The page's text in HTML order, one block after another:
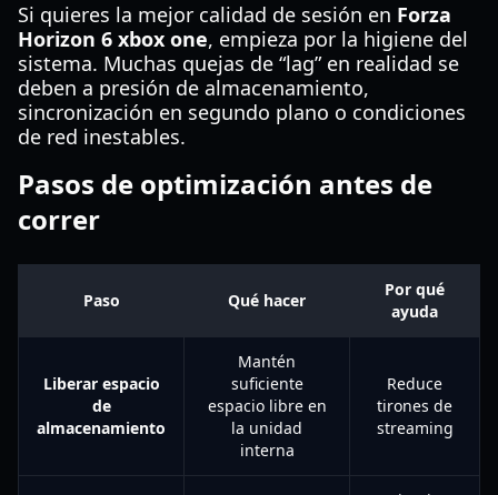
Si quieres la mejor calidad de sesión en Forza
Horizon 6 xbox one, empieza por la higiene del
sistema. Muchas quejas de “lag” en realidad se
deben a presión de almacenamiento,
sincronización en segundo plano o condiciones
de red inestables.
Pasos de optimización antes de
correr
Paso Qué hacer
Por qué
ayuda
Liberar espacio
de
almacenamiento
Mantén
suficiente
espacio libre en
la unidad
interna
Reduce
tirones de
streaming